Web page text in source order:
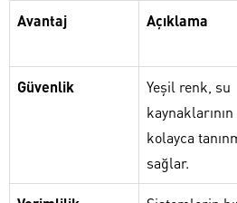
Avantaj Açıklama
Güvenlik
Yeşil renk, su
kaynaklarının
kolayca
sağlar.